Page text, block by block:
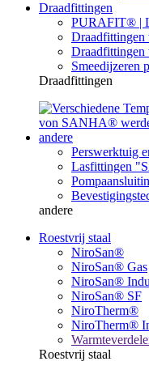
Draadfittingen
PURAFIT® |
Draadfittingen
Draadfittingen
Smeedijzeren
Draadfittingen
andere
Perswerktuig
Lasfittingen
andere
Roestvrij staal
NiroSan®
NiroSan® Gas
NiroSan®
NiroSan® SF
NiroTherm®
NiroTherm®
Roestvrij staal